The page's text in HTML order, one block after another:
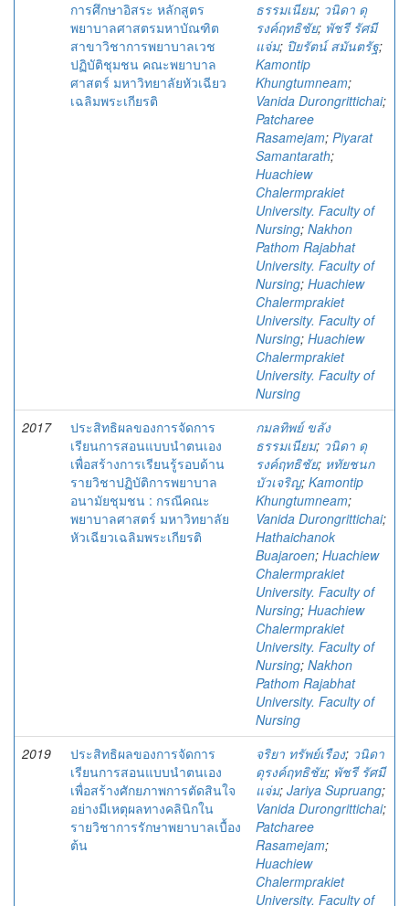
การศึกษาอิสระ หลักสูตร
พยาบาลศาสตรมหาบัณฑิต
สาขาวิชาการพยาบาลเวช
ปฏิบัติชุมชน คณะพยาบาล
ศาสตร์ มหาวิทยาลัยหัวเฉียว
เฉลิมพระเกียรติ
ธรรมเนียม; วนิดา ดุ
รงค์ฤทธิชัย; พัชรี รัศมี
แจ่ม; ปิยรัตน์ สมันตรัฐ;
Kamontip
Khungtumneam;
Vanida Durongrittichai;
Patcharee
Rasamejam; Piyarat
Samantarath;
Huachiew
Chalermprakiet
University. Faculty of
Nursing; Nakhon
Pathom Rajabhat
University. Faculty of
Nursing; Huachiew
Chalermprakiet
University. Faculty of
Nursing; Huachiew
Chalermprakiet
University. Faculty of
Nursing
2017
ประสิทธิผลของการจัดการ
เรียนการสอนแบบนำตนเอง
เพื่อสร้างการเรียนรู้รอบด้าน
รายวิชาปฏิบัติการพยาบาล
อนามัยชุมชน : กรณีคณะ
พยาบาลศาสตร์ มหาวิทยาลัย
หัวเฉียวเฉลิมพระเกียรติ
กมลทิพย์ ขลัง
ธรรมเนียม; วนิดา ดุ
รงค์ฤทธิชัย; หทัยชนก
บัวเจริญ; Kamontip
Khungtumneam;
Vanida Durongrittichai;
Hathaichanok
Buajaroen; Huachiew
Chalermprakiet
University. Faculty of
Nursing; Huachiew
Chalermprakiet
University. Faculty of
Nursing; Nakhon
Pathom Rajabhat
University. Faculty of
Nursing
2019
ประสิทธิผลของการจัดการ
เรียนการสอนแบบนำตนเอง
เพื่อสร้างศักยภาพการตัดสินใจ
อย่างมีเหตุผลทางคลินิกใน
รายวิชาการรักษาพยาบาลเบื้อง
ต้น
จริยา ทรัพย์เรือง; วนิดา
ดุรงค์ฤทธิชัย; พัชรี รัศมี
แจ่ม; Jariya Supruang;
Vanida Durongrittichai;
Patcharee
Rasamejam;
Huachiew
Chalermprakiet
University. Faculty of